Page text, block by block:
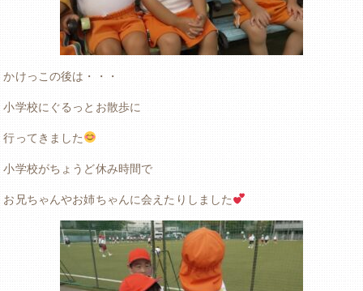
かけっこの後は・・・
小学校にぐるっとお散歩に
行ってきました
小学校がちょうど休み時間で
お兄ちゃんやお姉ちゃんに会えたりしました